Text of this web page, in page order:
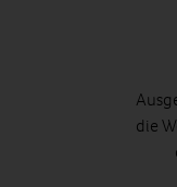
die